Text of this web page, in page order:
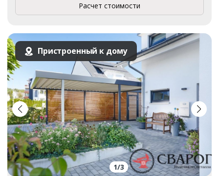
Заказать
Ваше имя*
Расчет стоимости
Пристроенный к дому
1/3